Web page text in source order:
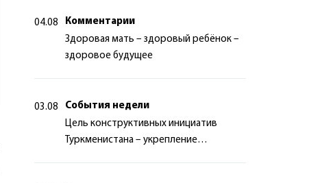
04.08
Комментарии
Здоровая мать – здоровый ребёнок –
здоровое будущее
03.08
События недели
Цель конструктивных инициатив
Туркменистана – укрепление